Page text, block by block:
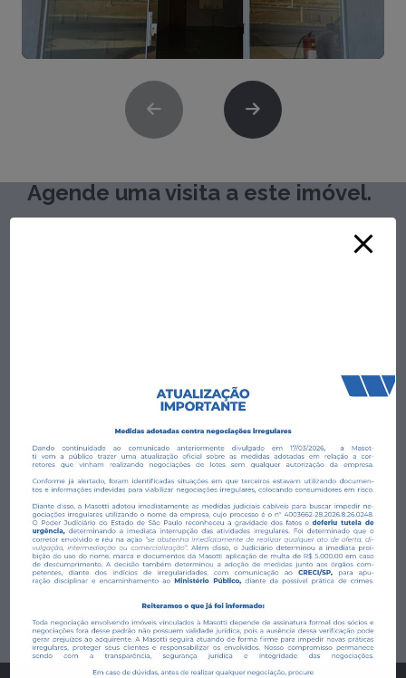
Agende uma visita a este imóvel.
Período: Manhã Tarde
Ao informar meus dados, eu concordo com aPolítica
de Privacidade.
Solicitar informações